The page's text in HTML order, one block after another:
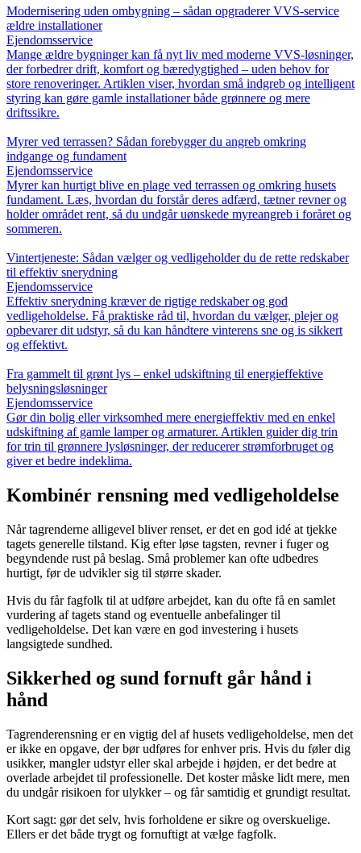
Modernisering uden ombygning – sådan opgraderer VVS-service
ældre installationer
Ejendomsservice
Mange ældre bygninger kan få nyt liv med moderne VVS-løsninger,
der forbedrer drift, komfort og bæredygtighed – uden behov for
store renoveringer. Artiklen viser, hvordan små indgreb og intelligent
styring kan gøre gamle installationer både grønnere og mere
driftssikre.
Myrer ved terrassen? Sådan forebygger du angreb omkring
indgange og fundament
Ejendomsservice
Myrer kan hurtigt blive en plage ved terrassen og omkring husets
fundament. Læs, hvordan du forstår deres adfærd, tætner revner og
holder området rent, så du undgår uønskede myreangreb i foråret og
sommeren.
Vintertjeneste: Sådan vælger og vedligeholder du de rette redskaber
til effektiv snerydning
Ejendomsservice
Effektiv snerydning kræver de rigtige redskaber og god
vedligeholdelse. Få praktiske råd til, hvordan du vælger, plejer og
opbevarer dit udstyr, så du kan håndtere vinterens sne og is sikkert
og effektivt.
Fra gammelt til grønt lys – enkel udskiftning til energieffektive
belysningsløsninger
Ejendomsservice
Gør din bolig eller virksomhed mere energieffektiv med en enkel
udskiftning af gamle lamper og armaturer. Artiklen guider dig trin
for trin til grønnere lysløsninger, der reducerer strømforbruget og
giver et bedre indeklima.
Kombinér rensning med vedligeholdelse
Når tagrenderne alligevel bliver renset, er det en god idé at tjekke
tagets generelle tilstand. Kig efter løse tagsten, revner i fuger og
begyndende rust på beslag. Små problemer kan ofte udbedres
hurtigt, før de udvikler sig til større skader.
Hvis du får fagfolk til at udføre arbejdet, kan du ofte få en samlet
vurdering af tagets stand og eventuelle anbefalinger til
vedligeholdelse. Det kan være en god investering i husets
langsigtede sundhed.
Sikkerhed og sund fornuft går hånd i
hånd
Tagrenderensning er en vigtig del af husets vedligeholdelse, men det
er ikke en opgave, der bør udføres for enhver pris. Hvis du føler dig
usikker, mangler udstyr eller skal arbejde i højden, er det bedre at
overlade arbejdet til professionelle. Det koster måske lidt mere, men
du undgår risikoen for ulykker – og får samtidig et grundigt resultat.
Kort sagt: gør det selv, hvis forholdene er sikre og overskuelige.
Ellers er det både trygt og fornuftigt at vælge fagfolk.